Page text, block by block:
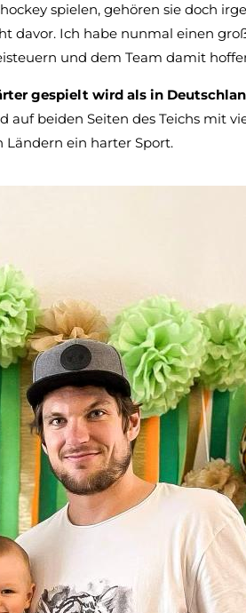
spielen, gehören sie doch
davor. Ich habe nunmal einen
und dem Team damit
gespielt wird als in
auf beiden Seiten des Teichs mit
Ländern ein harter Sport.